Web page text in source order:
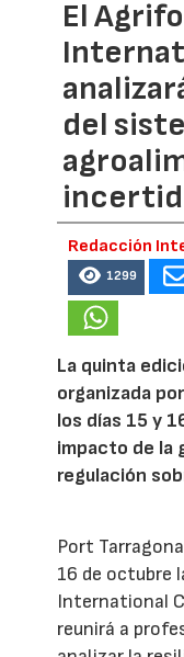
El
del
Redacción
1299
La quinta
organizada
los días 15 y
impacto de la
regulación
Port
16 de octubre
International
reunirá a